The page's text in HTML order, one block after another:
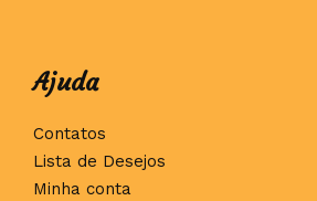
Ajuda
Contatos
Lista de Desejos
Minha conta